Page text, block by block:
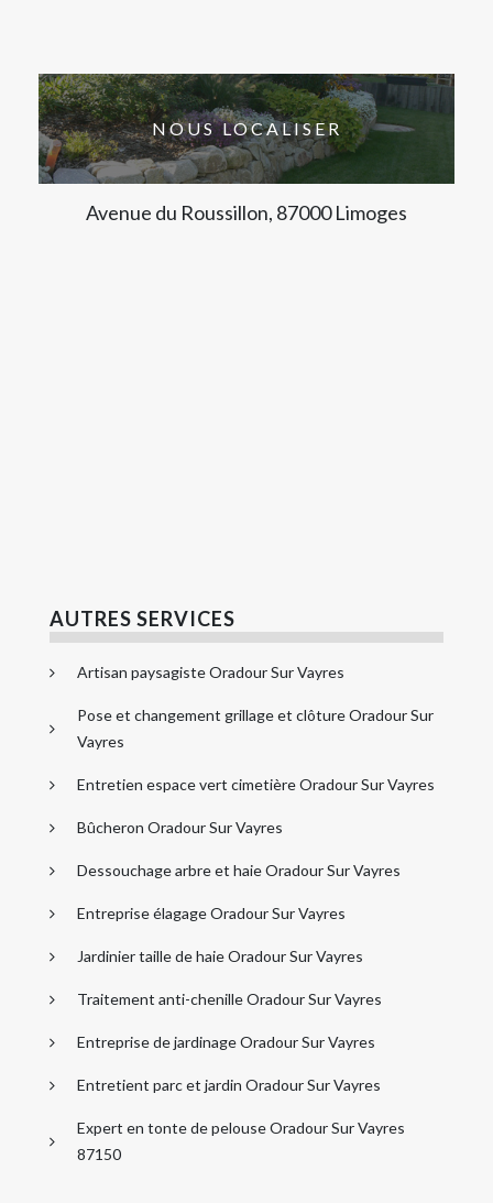
NOUS LOCALISER
Avenue du Roussillon, 87000 Limoges
AUTRES SERVICES
Artisan paysagiste Oradour Sur Vayres
Pose et changement grillage et clôture Oradour Sur
Vayres
Entretien espace vert cimetière Oradour Sur Vayres
Bûcheron Oradour Sur Vayres
Dessouchage arbre et haie Oradour Sur Vayres
Entreprise élagage Oradour Sur Vayres
Jardinier taille de haie Oradour Sur Vayres
Traitement anti-chenille Oradour Sur Vayres
Entreprise de jardinage Oradour Sur Vayres
Entretient parc et jardin Oradour Sur Vayres
Expert en tonte de pelouse Oradour Sur Vayres
87150